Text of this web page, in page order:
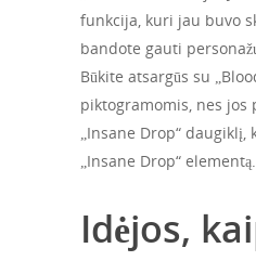
funkcija, kuri jau buvo
bandote gauti
Būkite atsargūs su
piktogramomis, nes jos
„Insane Drop“
„Insane Drop“ elementą.
Idėjos,